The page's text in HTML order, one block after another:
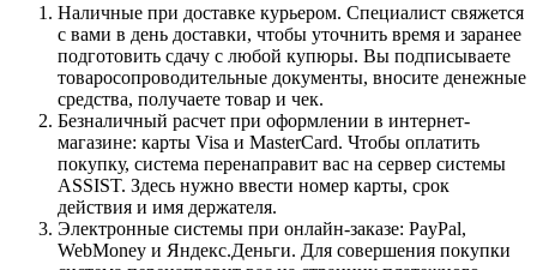
Наличные при доставке курьером. Специалист свяжется
с вами в день доставки, чтобы уточнить время и заранее
подготовить сдачу с любой купюры. Вы подписываете
товаросопроводительные документы, вносите денежные
средства, получаете товар и чек.
Безналичный расчет при оформлении в интернет-
магазине: карты Visa и MasterCard. Чтобы оплатить
покупку, система перенаправит вас на сервер системы
ASSIST. Здесь нужно ввести номер карты, срок
действия и имя держателя.
Электронные системы при онлайн-заказе: PayPal,
WebMoney и Яндекс.Деньги. Для совершения покупки